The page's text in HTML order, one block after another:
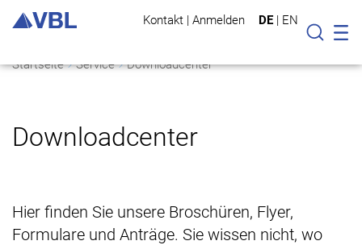
Kontakt | Anmelden DE | EN
Suche
Startseite Service Downloadcenter
Downloadcenter
Hier finden Sie unsere Broschüren, Flyer,
Formulare und Anträge. Sie wissen nicht, wo